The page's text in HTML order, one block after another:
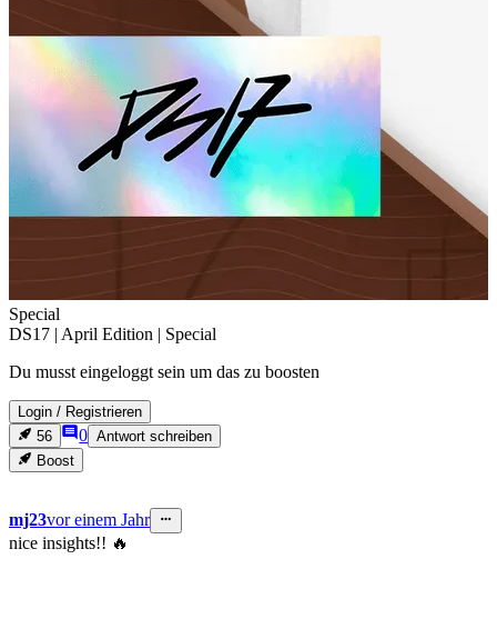
Special
DS17 | April Edition | Special
Du musst eingeloggt sein um das zu boosten
Login / Registrieren
56
0 Antwort schreiben
Boost
mj23vor einem Jahr
nice insights!! 🔥